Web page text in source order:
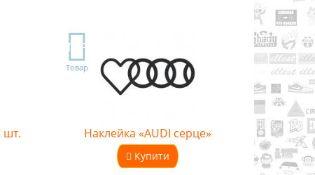
шт.
TOP
Товар
Наклейка «AUDI серце»
Купити